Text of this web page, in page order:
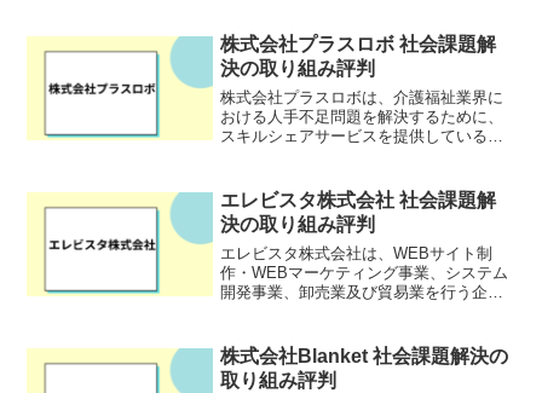
株式会社プラスロボ 社会課題解
決の取り組み評判
株式会社プラスロボは、介護福祉業界に
おける人手不足問題を解決するために、
スキルシェアサービスを提供している企
により、福祉インフラの維持が懸念され
ています。株式会社プラス...
エレビスタ株式会社 社会課題解
決の取り組み評判
エレビスタ株式会社は、WEBサイト制
作・WEBマーケティング事業、システム
開発事業、卸売業及び貿易業を行う企業
するウェブメディアやプロジェクトを多
く運営しています。カー...
株式会社Blanket 社会課題解決の
取り組み評判